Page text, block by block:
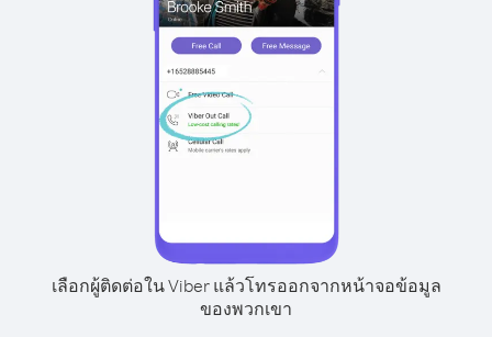
เลือกผู้ติดต่อใน Viber แล้วโทรออกจากหน้าจอข้อมูล
ของพวกเขา